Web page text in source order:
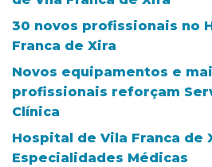
30 novos profissionais no
Franca de Xira
Novos equipamentos e
profissionais reforçam
Clínica
Hospital de Vila Franca de
Especialidades Médicas